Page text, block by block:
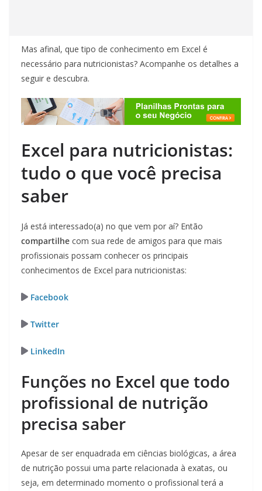
Mas afinal, que tipo de conhecimento em Excel é
necessário para nutricionistas? Acompanhe os detalhes a
seguir e descubra.
Excel para nutricionistas:
tudo o que você precisa
saber
Já está interessado(a) no que vem por aí? Então
compartilhe com sua rede de amigos para que mais
profissionais possam conhecer os principais
conhecimentos de Excel para nutricionistas:
Facebook
Twitter
LinkedIn
Funções no Excel que todo
profissional de nutrição
precisa saber
Apesar de ser enquadrada em ciências biológicas, a área
de nutrição possui uma parte relacionada à exatas, ou
seja, em determinado momento o profissional terá a